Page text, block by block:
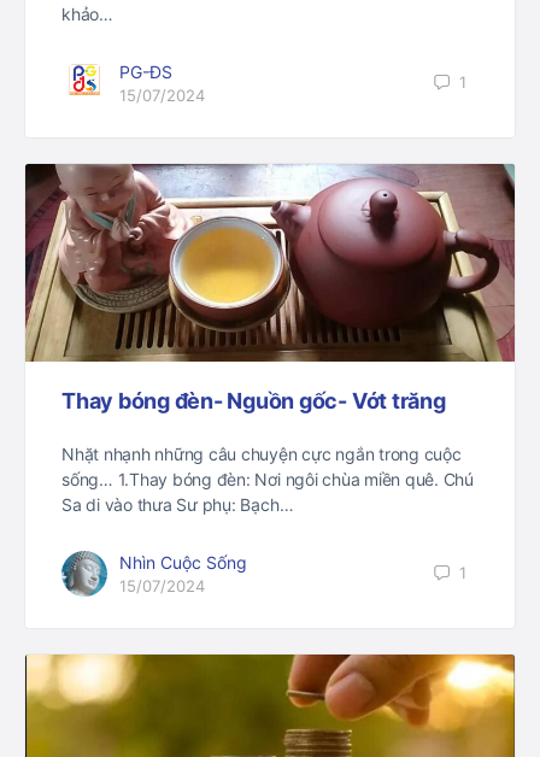
khảo…
PG-ĐS
15/07/2024
1
Thay bóng đèn- Nguồn gốc- Vớt trăng
Nhặt nhạnh những câu chuyện cực ngắn trong cuộc
sống… 1.Thay bóng đèn: Nơi ngôi chùa miền quê. Chú
Sa di vào thưa Sư phụ: Bạch…
Nhìn Cuộc Sống
15/07/2024
1